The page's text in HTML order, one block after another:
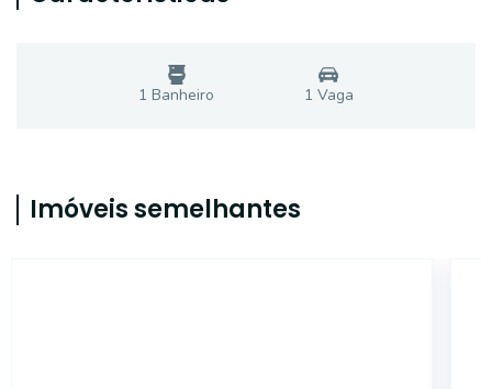
1 Banheiro 1 Vaga
Imóveis semelhantes